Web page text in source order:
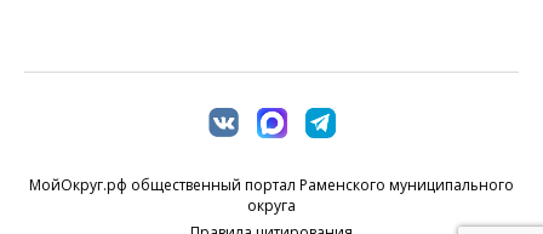
МойОкруг.рф общественный портал Раменского муниципального
округа